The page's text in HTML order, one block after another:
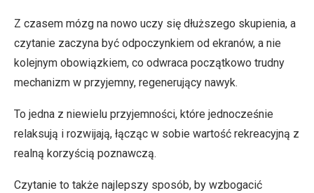
Z czasem mózg na nowo uczy się dłuższego skupienia, a
czytanie zaczyna być odpoczynkiem od ekranów, a nie
kolejnym obowiązkiem, co odwraca początkowo trudny
mechanizm w przyjemny, regenerujący nawyk.
To jedna z niewielu przyjemności, które jednocześnie
relaksują i rozwijają, łącząc w sobie wartość rekreacyjną z
realną korzyścią poznawczą.
Czytanie to także najlepszy sposób, by wzbogacić